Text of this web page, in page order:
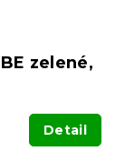
zelené,
Detail